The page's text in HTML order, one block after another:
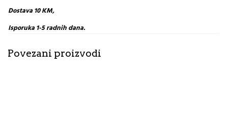
Dostava 10 KM,
Isporuka 1-5 radnih dana.
Povezani proizvodi